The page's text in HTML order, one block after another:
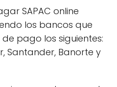
SAPAC online
los bancos que
pago los siguientes:
Santander, Banorte y